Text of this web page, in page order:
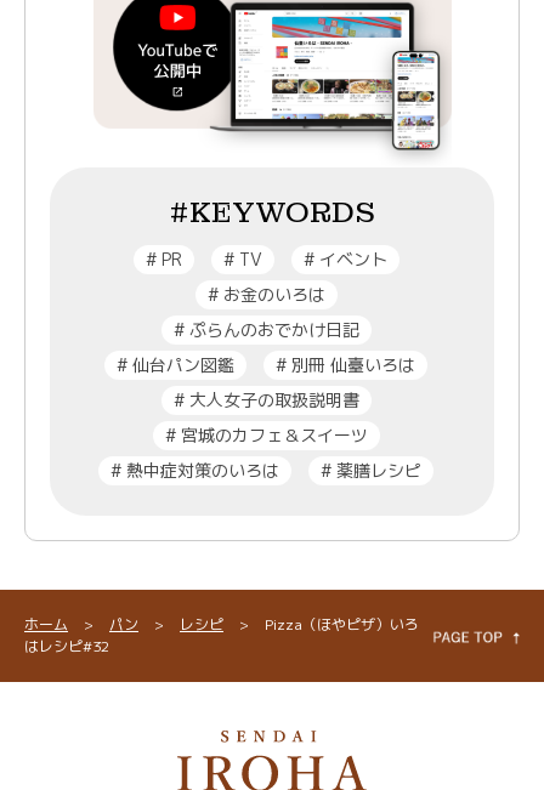
#KEYWORDS
#PR #TV #イベント
#お金のいろは
#ぷらんのおでかけ日記
# 仙台パン図鑑 # 別冊 仙臺いろは
#大人女子の取扱説明書
#宮城のカフェ＆スイーツ
# 熱中症対策のいろは # 薬膳レシピ
ホーム > パン > レシピ >
Pizza（ほやピザ）いろ
はレシピ#32